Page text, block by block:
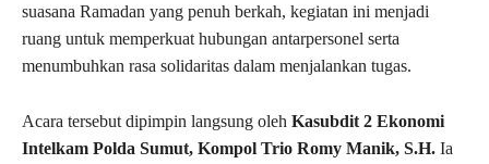
suasana Ramadan yang penuh berkah, kegiatan ini menjadi
ruang untuk memperkuat hubungan antarpersonel serta
menumbuhkan rasa solidaritas dalam menjalankan tugas.
Acara tersebut dipimpin langsung oleh Kasubdit 2 Ekonomi
Intelkam Polda Sumut, Kompol Trio Romy Manik, S.H. Ia